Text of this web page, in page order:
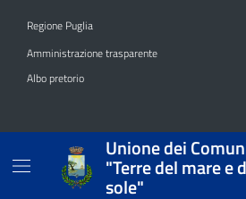
Regione Puglia
Amministrazione trasparente
Albo pretorio
Unione dei
"Terre del mare e
sole"